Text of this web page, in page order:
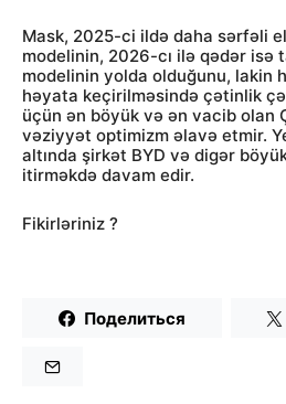
Mask, 2025-ci ildə daha sərfəli
modelinin, 2026-cı ilə qədər isə
modelinin yolda olduğunu, lakin
həyata keçirilməsində çətinlik
üçün ən böyük və ən vacib olan
vəziyyət optimizm əlavə etmir.
altında şirkət BYD və digər
itirməkdə davam edir.
Fikirləriniz ?
Поделиться